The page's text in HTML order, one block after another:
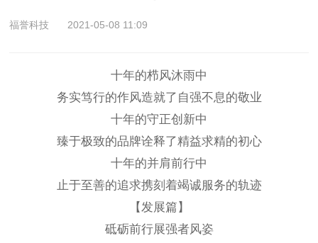
福誉科技 2021-05-08 11:09
十年的栉风沐雨中
务实笃行的作风造就了自强不息的敬业
十年的守正创新中
臻于极致的品牌诠释了精益求精的初心
十年的并肩前行中
止于至善的追求携刻着竭诚服务的轨迹
【发展篇】
砥砺前行展强者风姿